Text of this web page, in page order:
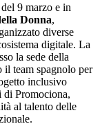
9 marzo e in
Donna,
diverse
digitale. La
la sede della
il team spagnolo per
inclusivo
di Promociona,
al talento delle